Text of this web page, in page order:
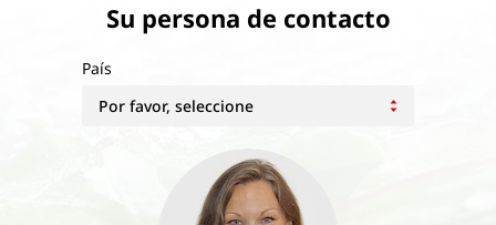
Su persona de contacto
País